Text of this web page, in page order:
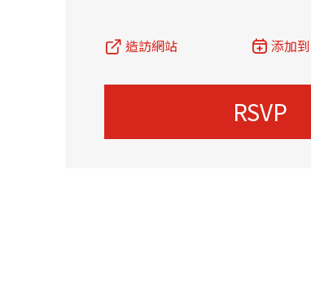
造訪網站 添加
RSVP